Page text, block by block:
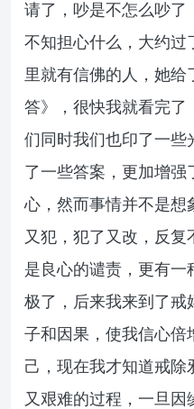
请了，吵是不怎么吵了
不知担心什么，大约过
里就有信佛的人，她给
答》，很快我就看完了
们同时我们也印了一些
了一些答案，更加增强
心，然而事情并不是想
又犯，犯了又改，反复
是良心的谴责，更有
极了，后来我来到了戒
子和因果，使我信心倍
己，现在我才知道戒除
又艰难的过程，一旦因